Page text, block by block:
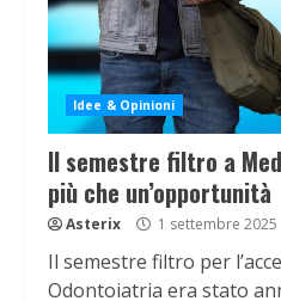
Idee & Opinioni
Il semestre filtro a
più che un’opportunità
Asterix 1 settembre 2025
Il semestre filtro per
Odontoiatria era stato